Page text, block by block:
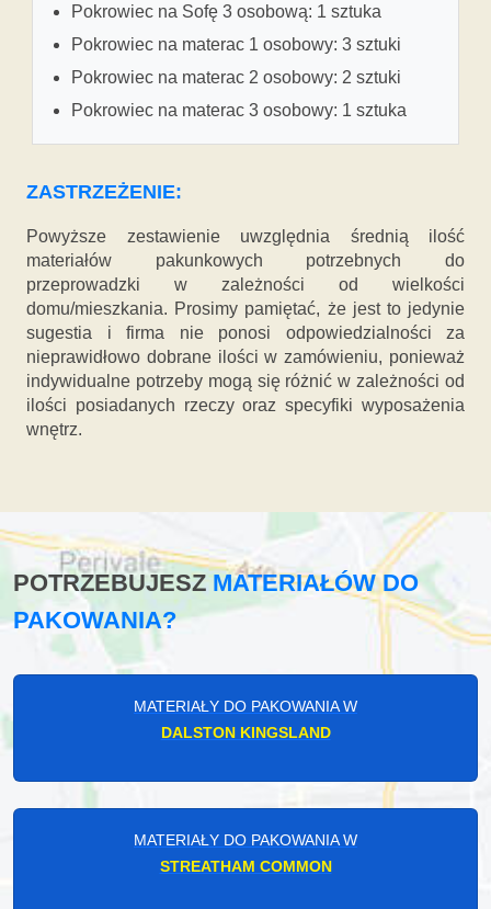
Pokrowiec na Sofę 3 osobową: 1 sztuka
Pokrowiec na materac 1 osobowy: 3 sztuki
Pokrowiec na materac 2 osobowy: 2 sztuki
Pokrowiec na materac 3 osobowy: 1 sztuka
ZASTRZEŻENIE:
Powyższe zestawienie uwzględnia średnią ilość
materiałów pakunkowych potrzebnych do
przeprowadzki w zależności od wielkości
domu/mieszkania. Prosimy pamiętać, że jest to jedynie
sugestia i firma nie ponosi odpowiedzialności za
nieprawidłowo dobrane ilości w zamówieniu, ponieważ
indywidualne potrzeby mogą się różnić w zależności od
ilości posiadanych rzeczy oraz specyfiki wyposażenia
wnętrz.
POTRZEBUJESZMATERIAŁÓW DO
PAKOWANIA?
MATERIAŁY DO PAKOWANIA W
DALSTON KINGSLAND
MATERIAŁY DO PAKOWANIA W
STREATHAM COMMON